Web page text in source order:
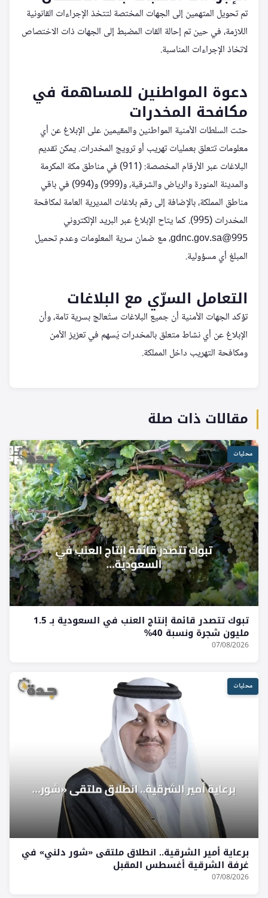
تم تحويل المتهمين إلى الجهات المختصة لتتخذ الإجراءات القانونية
اللازمة، في حين تم إحالة القات المضبط إلى الجهات ذات الاختصاص
لاتخاذ الإجراءات المناسبة.
دعوة المواطنين للمساهمة في
مكافحة المخدرات
حثت السلطات الأمنية المواطنين والمقيمين على الإبلاغ عن أي
معلومات تتعلق بعمليات تهريب أو ترويج المخدرات. يمكن تقديم
البلاغات عبر الأرقام المخصصة: (911) في مناطق مكة المكرمة
والمدينة المنورة والرياض والشرقية، و(999) و(994) في باقي
مناطق المملكة، بالإضافة إلى رقم بلاغات المديرية العامة لمكافحة
المخدرات (995). كما يتاح الإبلاغ عبر البريد الإلكتروني
995@gdnc.gov.sa
، مع ضمان سرية المعلومات وعدم تحميل
المبلغ أي مسؤولية.
التعامل السرّي مع البلاغات
تؤكد الجهات الأمنية أن جميع البلاغات ستُعالج بسرية تامة، وأن
الإبلاغ عن أي نشاط متعلق بالمخدرات يُسهم في تعزيز الأمن
ومكافحة التهريب داخل المملكة.
مقالات ذات صلة
محليات
تبوك تتصدر قائمة إنتاج العنب في السعودية بـ 1.5
مليون شجرة ونسبة 40%
07/08/2026
محليات
برعاية أمير الشرقية.. انطلاق ملتقى «شور دلني» في
غرفة الشرقية أغسطس المقبل
07/08/2026